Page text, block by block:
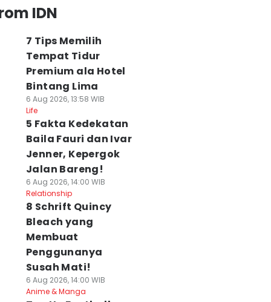
IDN
7 Tips Memilih
Tempat Tidur
Premium ala Hotel
Bintang Lima
6 Aug 2026, 13:58 WIB
Life
5 Fakta Kedekatan
Baila Fauri dan Ivar
Jenner, Kepergok
Jalan Bareng!
6 Aug 2026, 14:00 WIB
Relationship
8 Schrift Quincy
Bleach yang
Membuat
Penggunanya
Susah Mati!
6 Aug 2026, 14:00 WIB
Anime & Manga